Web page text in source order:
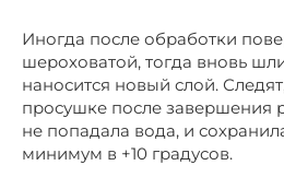
Иногда после обработки
шероховатой, тогда вновь
наносится новый слой.
просушке после завершения
не попадала вода, и
минимум в +10 градусов.